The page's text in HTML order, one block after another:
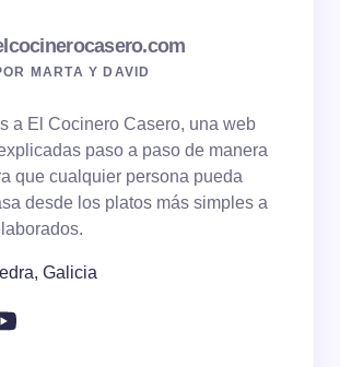
MARTA Y DAVID
a El Cocinero Casero, una web
paso a paso de manera
que cualquier persona pueda
desde los platos más simples a
Galicia